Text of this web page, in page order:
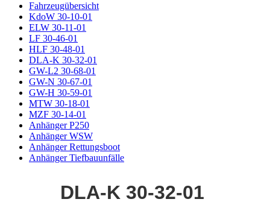
Fahrzeugübersicht
KdoW 30-10-01
ELW 30-11-01
LF 30-46-01
HLF 30-48-01
DLA-K 30-32-01
GW-L2 30-68-01
GW-N 30-67-01
GW-H 30-59-01
MTW 30-18-01
MZF 30-14-01
Anhänger P250
Anhänger WSW
Anhänger Rettungsboot
Anhänger Tiefbauunfälle
DLA-K 30-32-01